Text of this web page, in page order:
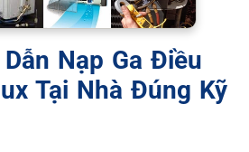
Nạp Ga Điều
Tại Nhà Đúng Kỹ